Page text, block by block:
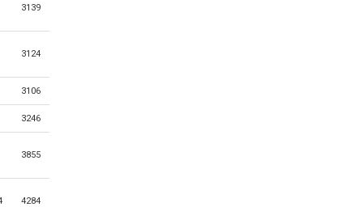
3139
3124
3106
3246
3855
4284